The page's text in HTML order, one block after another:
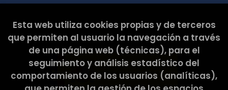
Esta web ha sido subvencionada por el Ministerio de
Cultura y Deporte.
Esta web utiliza cookies propias y de terceros
que permiten al usuario la navegación a través
de una página web (técnicas), para el
seguimiento y análisis estadístico del
comportamiento de los usuarios (analíticas),